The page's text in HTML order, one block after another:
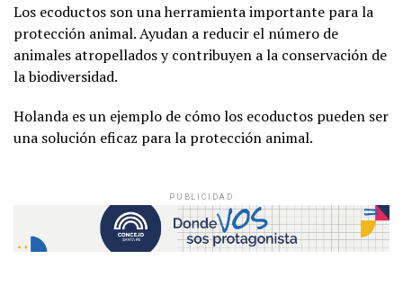
Los ecoductos son una herramienta importante para la
protección animal. Ayudan a reducir el número de
animales atropellados y contribuyen a la conservación de
la biodiversidad.
Holanda es un ejemplo de cómo los ecoductos pueden ser
una solución eficaz para la protección animal.
PUBLICIDAD